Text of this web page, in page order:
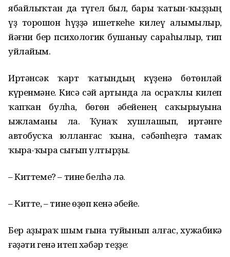
ябайлыҡтан да түгел был, бары ҡатын-ҡыҙҙың
үҙ торошон һүҙҙә ишеткеһе килеү алымылыр,
йәғни бер психологик бушаныу сараһылыр, тип
уйлайым.
Иртәнсәк ҡарт ҡатындың күҙенә бөтөнләй
күренмәне. Кисә сәй артында ла осраҡлы килеп
ҡапҡан булһа, бөгөн әбейенең саҡырыуына
ыжламаны ла. Ҡунаҡ хушлашып, иртәнге
автобусҡа юлланғас ҡына, сәбәпһеҙгә тамаҡ
ҡыра-ҡыра сығып ултырҙы.
– Киттеме? – тине белһә лә.
– Китте, – тине өҙөп кенә әбейе.
Бер аҙыраҡ шым ғына туйынып алғас, хужабикә
ғәҙәти генә итеп хәбәр теҙҙе: